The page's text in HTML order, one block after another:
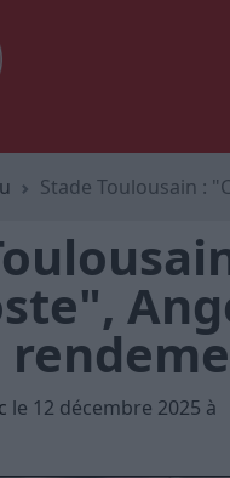
Stade Toulousain :
le 12 décembre 2025 à